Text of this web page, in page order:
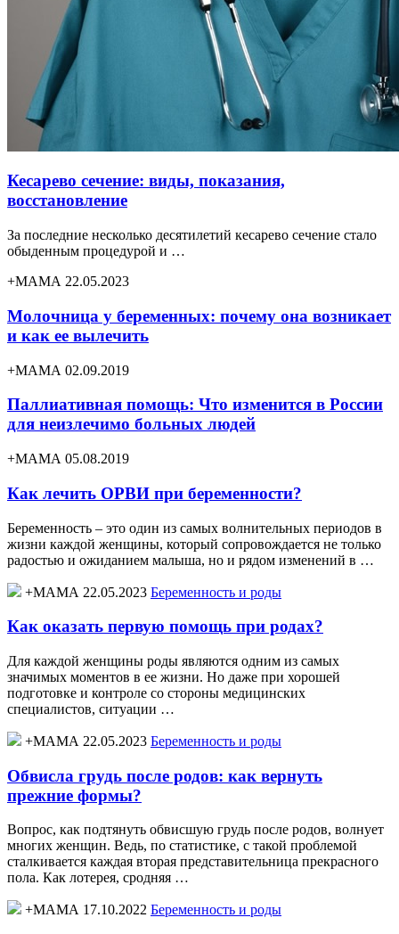
Кесарево сечение: виды, показания,
восстановление
За последние несколько десятилетий кесарево сечение стало
обыденным процедурой и …
+МАМА 22.05.2023
Молочница у беременных: почему она возникает
и как ее вылечить
+МАМА 02.09.2019
Паллиативная помощь: Что изменится в России
для неизлечимо больных людей
+МАМА 05.08.2019
Как лечить ОРВИ при беременности?
Беременность – это один из самых волнительных периодов в
жизни каждой женщины, который сопровождается не только
радостью и ожиданием малыша, но и рядом изменений в …
+МАМА 22.05.2023 Беременность и роды
Как оказать первую помощь при родах?
Для каждой женщины роды являются одним из самых
значимых моментов в ее жизни. Но даже при хорошей
подготовке и контроле со стороны медицинских
специалистов, ситуации …
+МАМА 22.05.2023 Беременность и роды
Обвисла грудь после родов: как вернуть
прежние формы?
Вопрос, как подтянуть обвисшую грудь после родов, волнует
многих женщин. Ведь, по статистике, с такой проблемой
сталкивается каждая вторая представительница прекрасного
пола. Как лотерея, сродняя …
+МАМА 17.10.2022 Беременность и роды